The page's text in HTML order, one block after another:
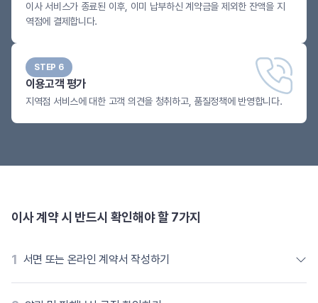
이사 서비스가 종료된 이후, 이미 납부하신 계약금을 제외한 잔액을 지
역점에 결제합니다.
STEP 6
이용고객 평가
지역점 서비스에 대한 고객 의견을 청취하고, 품질정책에 반영합니다.
이사 계약 시 반드시 확인해야 할 7가지
1 서면 또는 온라인 계약서 작성하기